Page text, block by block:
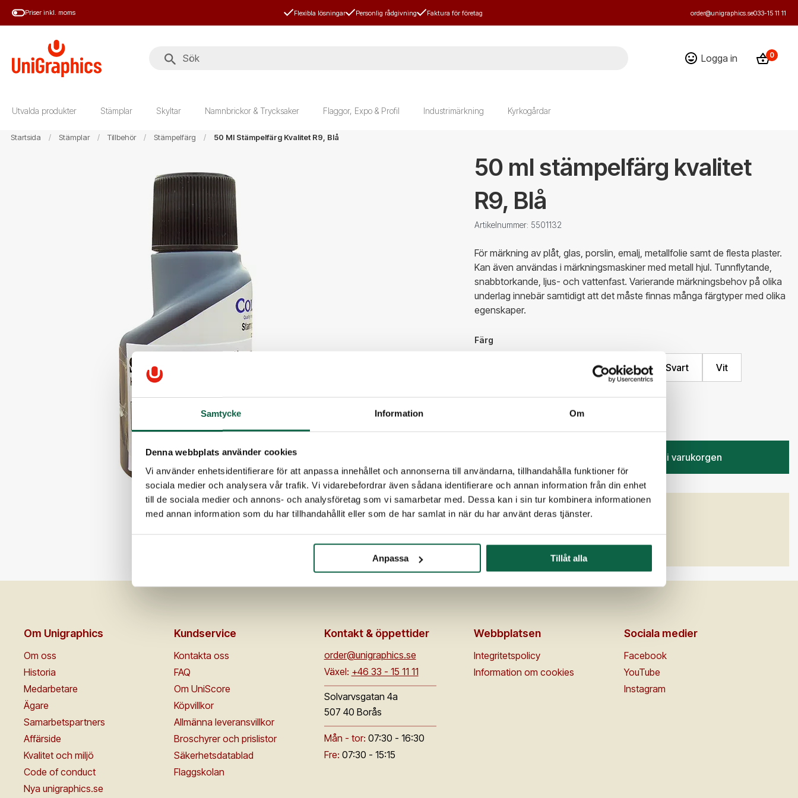
Samtycke Information Om
Denna webbplats använder cookies
Vi använder enhetsidentifierare för att anpassa innehållet och annonserna till användarna, tillhandahålla funktioner för
sociala medier och analysera vår trafik. Vi vidarebefordrar även sådana identifierare och annan information från din enhet
till de sociala medier och annons- och analysföretag som vi samarbetar med. Dessa kan i sin tur kombinera informationen
med annan information som du har tillhandahållit eller som de har samlat in när du har använt deras tjänster.
Anpassa Tillåt alla
HoppaPriser inkl. moms Flexibla lösningar Personlig rådgivning Faktura för företag order@unigraphics.se033-15 11 11
Logga in 0
Utvalda produkter Stämplar Skyltar Namnbrickor & Trycksaker Flaggor, Expo & Profil Industrimärkning Kyrkogårdar
Startsida Stämplar Tillbehör Stämpelfärg 50 Ml Stämpelfärg Kvalitet R9, Blå
50 ml stämpelfärg kvalitet
R9, Blå
Artikelnummer: 5501132
För märkning av plåt, glas, porslin, emalj, metallfolie samt de flesta plaster.
Kan även användas i märkningsmaskiner med metall hjul. Tunnflytande,
snabbtorkande, ljus- och vattenfast. Varierande märkningsbehov på olika
underlag innebär samtidigt att det måste finnas många färgtyper med olika
egenskaper.
Färg
Gul Röd Svart Vit
Lägg i varukorgen
PRODUKTEGENSKAPER
Färg
Blå
Om Unigraphics
Om oss
Historia
Medarbetare
Ägare
Samarbetspartners
Affärside
Kvalitet och miljö
Code of conduct
Nya unigraphics.se
Kundservice
Kontakta oss
FAQ
Om UniScore
Köpvillkor
Allmänna leveransvillkor
Broschyrer och prislistor
Säkerhetsdatablad
Flaggskolan
Kontakt & öppettider
order@unigraphics.se
Växel: +46 33 - 15 11 11
Solvarvsgatan 4a
507 40 Borås
Mån - tor: 07:30 - 16:30
Fre: 07:30 - 15:15
Webbplatsen
Integritetspolicy
Information om cookies
Sociala medier
Facebook
YouTube
Instagram